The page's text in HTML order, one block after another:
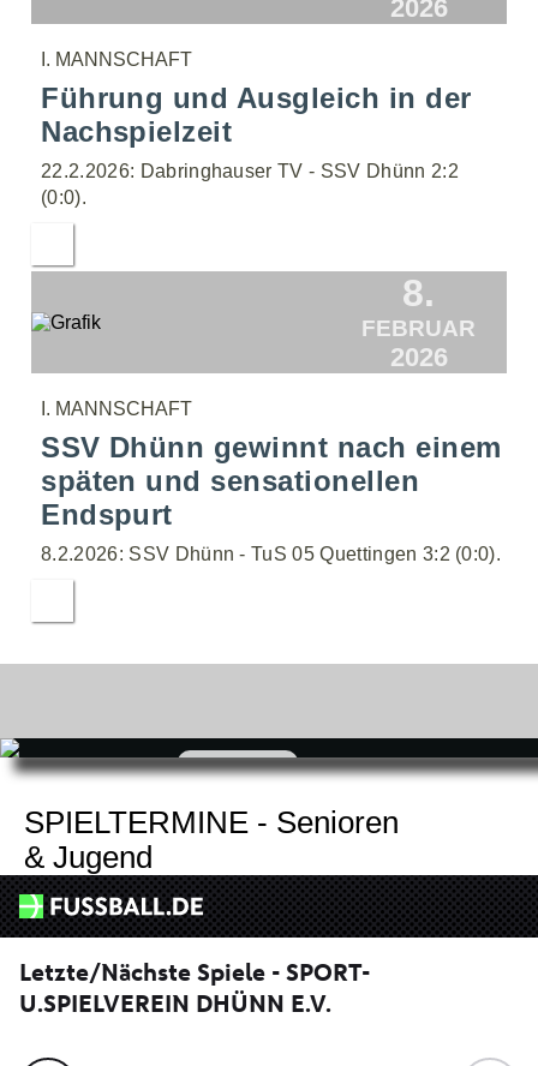
2026
I. MANNSCHAFT
Führung und Ausgleich in der
Nachspielzeit
22.2.2026: Dabringhauser TV - SSV Dhünn 2:2
(0:0).
8.
FEBRUAR
2026
I. MANNSCHAFT
SSV Dhünn gewinnt nach einem
späten und sensationellen
Endspurt
8.2.2026: SSV Dhünn - TuS 05 Quettingen 3:2 (0:0).
zum
SPIELTERMINE - Senioren
& Jugend